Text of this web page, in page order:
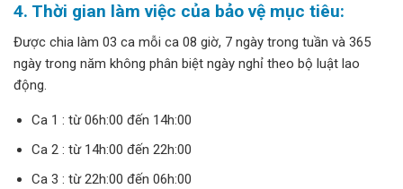
4. Thời gian làm việc của bảo vệ mục tiêu:
Được chia làm 03 ca mỗi ca 08 giờ, 7 ngày trong tuần và 365
ngày trong năm không phân biệt ngày nghỉ theo bộ luật lao
động.
Ca 1 : từ 06h:00 đến 14h:00
Ca 2 : từ 14h:00 đến 22h:00
Ca 3 : từ 22h:00 đến 06h:00